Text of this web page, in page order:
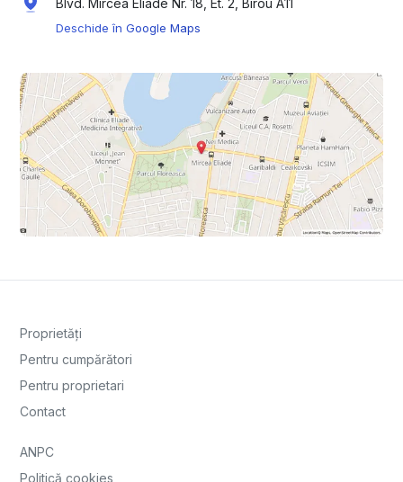
Blvd. Mircea Eliade Nr. 18, Et. 2, Birou A11
Deschide în Google Maps
Proprietăți
Pentru cumpărători
Pentru proprietari
Contact
ANPC
Politică cookies